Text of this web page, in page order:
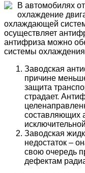
В автомобилях
охлаждение
охлаждающей
осуществляет
антифриза можно
системы
Заводская
причине
защита
страдает.
составляющих
Заводская
недостаток –
свою очередь
дефектам